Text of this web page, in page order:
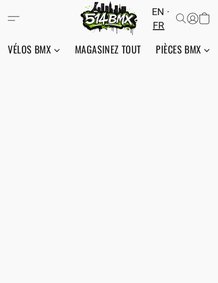
EN
FR
VÉLOS BMX MAGASINEZ TOUT PIÈCES BMX